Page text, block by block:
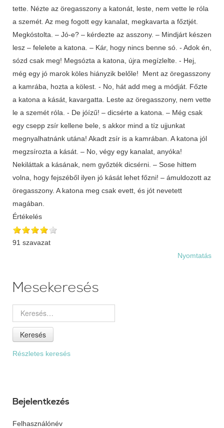
tette. Nézte az öregasszony a katonát, leste, nem vette le róla
a szemét. Az meg fogott egy kanalat, megkavarta a főztjét.
Megkóstolta. – Jó-e? – kérdezte az asszony. – Mindjárt készen
lesz – felelete a katona. – Kár, hogy nincs benne só. - Adok én,
sózd csak meg! Megsózta a katona, újra megízlelte. - Hej,
még egy jó marok köles hiányzik belőle! Ment az öregasszony
a kamrába, hozta a kölest. - No, hát add meg a módját. Főzte
a katona a kását, kavargatta. Leste az öregasszony, nem vette
le a szemét róla. - De jóízű! – dicsérte a katona. – Még csak
egy csepp zsír kellene bele, s akkor mind a tíz ujjunkat
megnyalhatnánk utána! Akadt zsír is a kamrában. A katona jól
megzsírozta a kását. – No, végy egy kanalat, anyóka!
Nekiláttak a kásának, nem győzték dicsérni. – Sose hittem
volna, hogy fejszéből ilyen jó kását lehet főzni! – ámuldozott az
öregasszony. A katona meg csak evett, és jót nevetett
magában.
Értékelés
91 szavazat
Nyomtatás
Mesekeresés
Keresés
Részletes keresés
Bejelentkezés
Felhasználónév